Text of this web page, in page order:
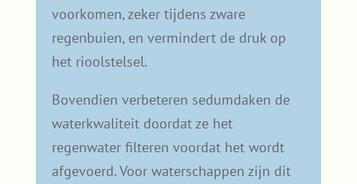
voorkomen, zeker tijdens zware
regenbuien, en vermindert de druk op
het rioolstelsel.
Bovendien verbeteren sedumdaken de
waterkwaliteit doordat ze het
regenwater filteren voordat het wordt
afgevoerd. Voor waterschappen zijn dit